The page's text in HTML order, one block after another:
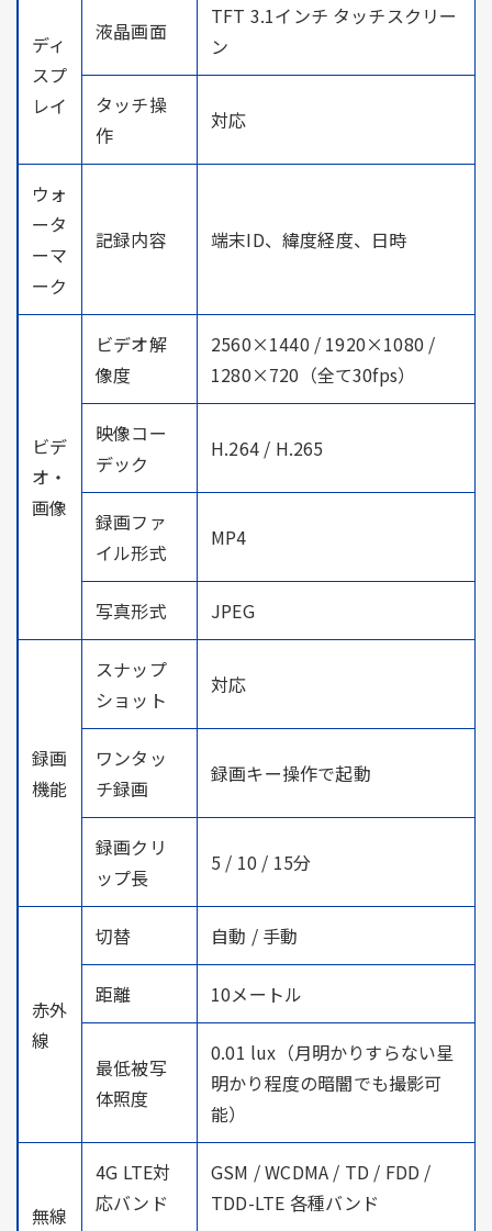
ディ
スプ
レイ
液晶画面
TFT 3.1インチ タッチスクリー
ン
タッチ操
作
対応
ウォ
ータ
ーマ
ーク
記録内容 端末ID、緯度経度、日時
ビデ
オ・
画像
ビデオ解
像度
2560×1440 / 1920×1080 /
1280×720（全て30fps）
映像コー
デック
H.264 / H.265
録画ファ
イル形式
MP4
写真形式 JPEG
録画
機能
スナップ
ショット
対応
ワンタッ
チ録画
録画キー操作で起動
録画クリ
ップ長
5 / 10 / 15分
赤外
線
切替 自動 / 手動
距離 10メートル
最低被写
体照度
0.01 lux（月明かりすらない星
明かり程度の暗闇でも撮影可
能）
無線
4G LTE対
応バンド
GSM / WCDMA / TD / FDD /
TDD-LTE 各種バンド